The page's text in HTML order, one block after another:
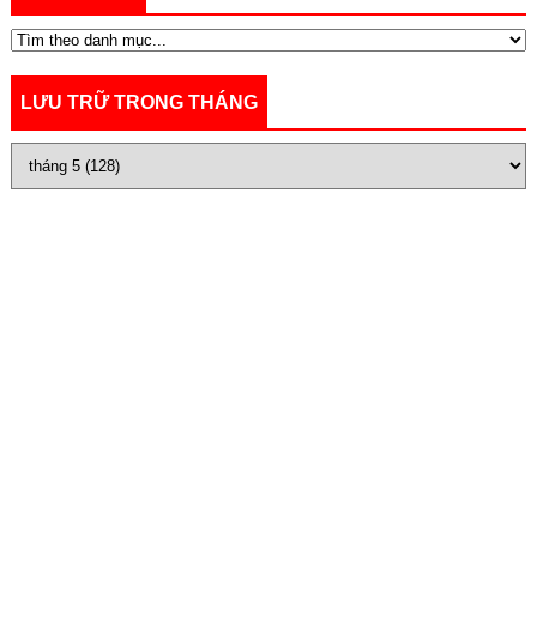
LƯU TRỮ TRONG THÁNG